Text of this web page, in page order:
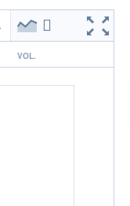
VOL.